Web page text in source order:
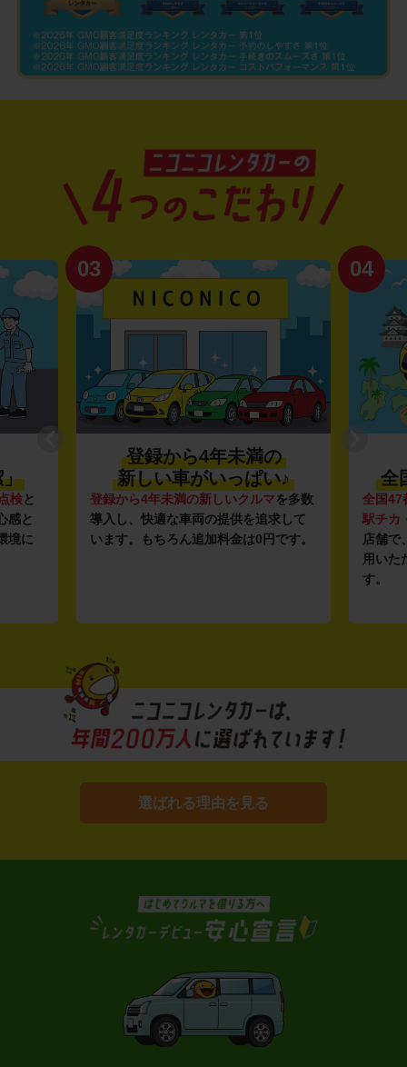
」
検と
感と
境に
03
登録から4年未満の
新しい車がいっぱい♪
登録から4年未満の新しいクルマを多数
導入し、快適な車両の提供を追求して
います。もちろん追加料金は0円です。
04
全
全国47
駅チカ
店舗で
用いた
す。
選ばれる理由を見る